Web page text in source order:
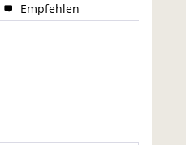
Empfehlen